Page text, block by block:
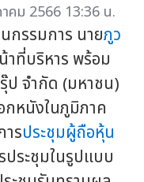
คม 2566 13:36 น.
กรรมการ นายภูว
าที่บริหาร พร้อม
จำกัด (มหาชน)
กหนังในภูมิภาค
ารประชุมผู้ถือหุ้น
ประชุมในรูปแบบ